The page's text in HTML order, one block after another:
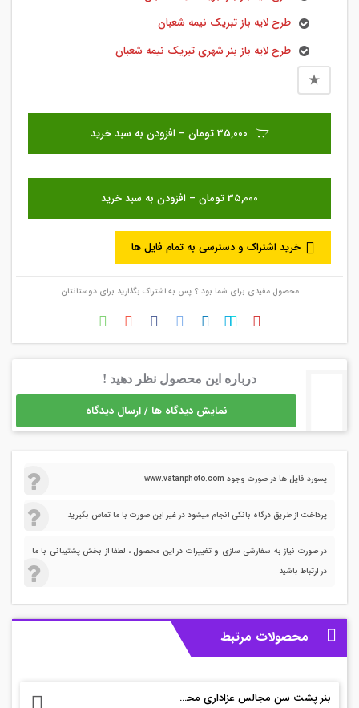
طرح لایه باز تبریک نیمه شعبان
طرح لایه باز بنر شهری تبریک نیمه شعبان
35,000 تومان – افزودن به سبد خرید
خرید اشتراک و دسترسی به تمام فایل ها
محصول مفیدی برای شما بود ؟ پس به اشتراک بگذارید برای دوستانتان
درباره این محصول نظر دهید !
نمایش دیدگاه ها / ارسال دیدگاه
پسورد فایل ها در صورت وجود www.vatanphoto.com
پرداخت از طریق درگاه بانکی انجام میشود در غیر این صورت با ما تماس بگیرید
در صورت نیاز به سفارشی سازی و تغییرات در این محصول ، لطفا از بخش پشتیبانی با ما
در ارتباط باشید
محصولات مرتبط
بنر پشت سن مجالس عزاداری محرم psd